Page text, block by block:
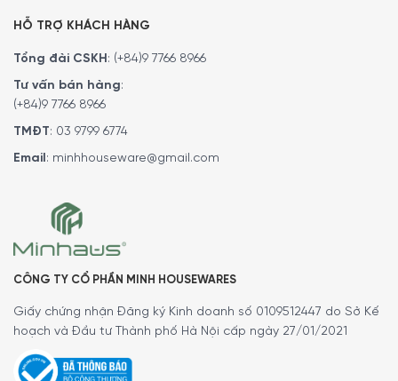
CAM KẾT:
Giao hàng nhanh chóng toàn quốc
Bảo hành bằng thẻ bảo hành chính hãng từ công ty.
HỖ TRỢ KHÁCH HÀNG
Tổng đài CSKH: (+84)9 7766 8966
Tư vấn bán hàng:
(+84)9 7766 8966
TMĐT: 03 9799 6774
Email: minhhouseware@gmail.com
CÔNG TY CỔ PHẦN MINH HOUSEWARES
Giấy chứng nhận Đăng ký Kinh doanh số 0109512447 do Sở Kế
hoạch và Đầu tư Thành phố Hà Nội cấp ngày 27/01/2021